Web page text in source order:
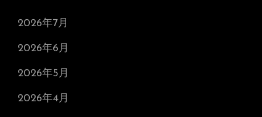
2026年7月
2026年6月
2026年5月
2026年4月